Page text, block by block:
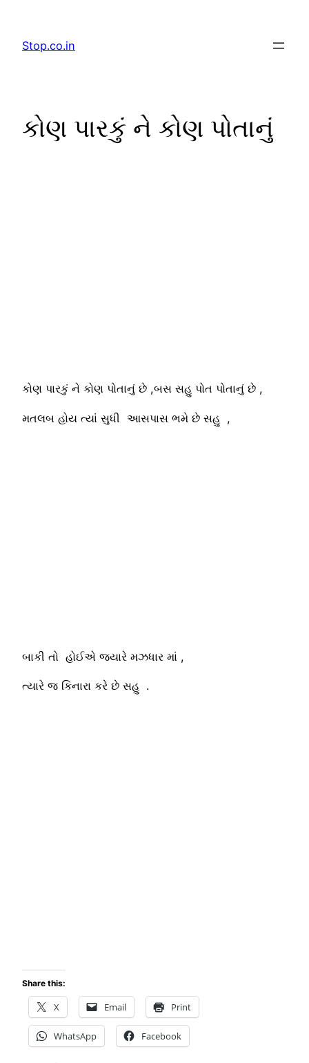
content
Stop.co.in
કોણ પારકું ને કોણ પોતાનું
કોણ પારકું ને કોણ પોતાનું છે ,બસ સહુ પોત પોતાનું છે ,
મતલબ હોય ત્યાં સુધી આસપાસ ભમે છે સહુ ,
બાકી તો હોઈએ જયારે મઝધાર માં ,
ત્યારે જ કિનારા કરે છે સહુ .
Share this:
X Email Print
WhatsApp Facebook